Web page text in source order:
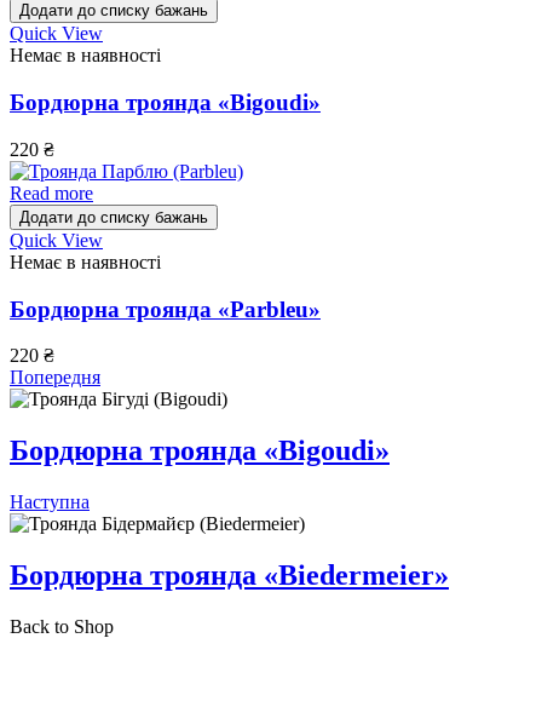
Додати до списку бажань
Quick View
Немає в наявності
Бордюрна троянда «Bigoudi»
220 ₴
Read more
Додати до списку бажань
Quick View
Немає в наявності
Бордюрна троянда «Parbleu»
220 ₴
Попередня
Бордюрна троянда «Bigoudi»
Наступна
Бордюрна троянда «Biedermeier»
Back to Shop